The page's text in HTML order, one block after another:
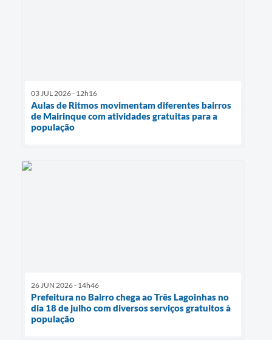
03 JUL 2026 - 12h16
Aulas de Ritmos movimentam diferentes bairros
de Mairinque com atividades gratuitas para a
população
26 JUN 2026 - 14h46
Prefeitura no Bairro chega ao Três Lagoinhas no
dia 18 de julho com diversos serviços gratuitos à
população